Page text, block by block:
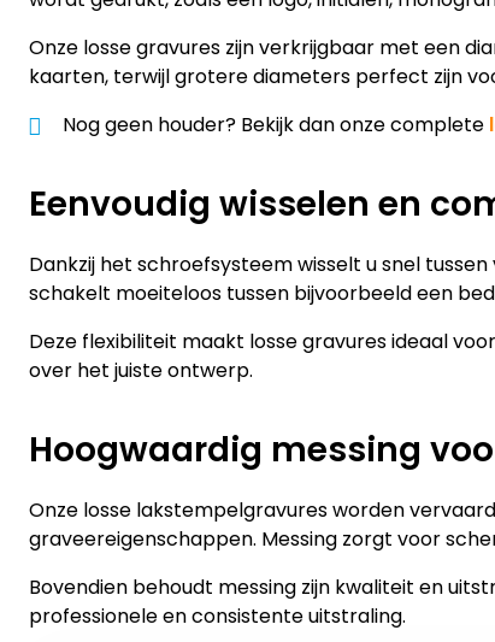
Onze losse gravures zijn verkrijgbaar met een
kaarten, terwijl grotere diameters perfect zijn
Nog geen houder? Bekijk dan onze complete
Eenvoudig wisselen en
Dankzij het schroefsysteem wisselt u snel
schakelt moeiteloos tussen bijvoorbeeld een
Deze flexibiliteit maakt losse gravures ideaal
over het juiste ontwerp.
Hoogwaardig messing
Onze losse lakstempelgravures worden
graveereigenschappen. Messing zorgt voor
Bovendien behoudt messing zijn kwaliteit en
professionele en consistente uitstraling.